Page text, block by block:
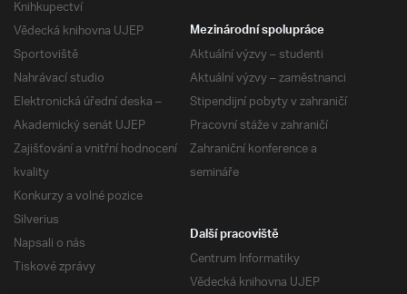
Knihkupectví
Vědecká knihovna UJEP
Sportoviště
Nahrávací studio
Elektronická úřední deska –
Akademický senát UJEP
Zajišťování a vnitřní hodnocení
kvality
Konkurzy a volné pozice
Silverius
Napsali o nás
Tiskové zprávy
Mezinárodní spolupráce
Aktuální výzvy – studenti
Aktuální výzvy – zaměstnanci
Stipendijní pobyty v zahraničí
Pracovní stáže v zahraničí
Zahraniční konference a
semináře
Další pracoviště
Centrum Informatiky
Vědecká knihovna UJEP